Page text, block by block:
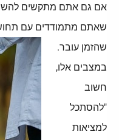
אם גם אתם מתקשים להשיג
שאתם מתמודדים עם
שהזמן עובר.
במצבים אלו,
חשוב
"להסתכל
למציאות